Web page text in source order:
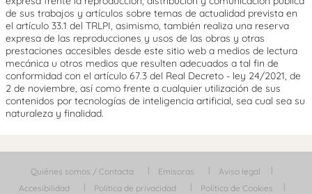
de sus trabajos y artículos sobre temas de actualidad prevista en
el artículo 33.1 del TRLPI, asimismo, también realiza una reserva
expresa de las reproducciones y usos de las obras y otras
prestaciones accesibles desde este sitio web a medios de lectura
mecánica u otros medios que resulten adecuados a tal fin de
conformidad con el artículo 67.3 del Real Decreto - ley 24/2021, de
2 de noviembre, así como frente a cualquier utilización de sus
contenidos por tecnologías de inteligencia artificial, sea cual sea su
naturaleza y finalidad.
Quiénes somos / Contacta Emisoras
Aviso legal
Accesibilidad
Política de privacidad Política de Cookies